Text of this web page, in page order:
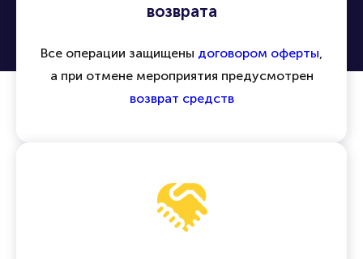
возврата
Все операции защищены договором оферты
а при отмене мероприятия предусмотрен
возврат средств